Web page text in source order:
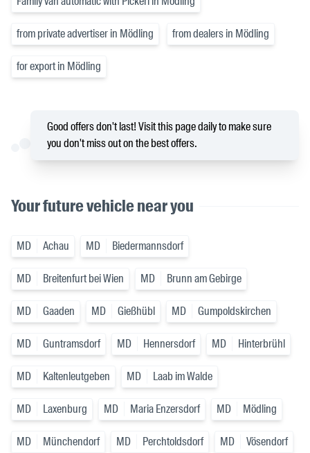
from private advertiser in Mödling from dealers in Mödling
for export in Mödling
Good offers don't last! Visit this page daily to make sure
you don't miss out on the best offers.
Your future vehicle near you
MD Achau MD Biedermannsdorf
MD Breitenfurt bei Wien MD Brunn am Gebirge
MD Gaaden MD Gießhübl MD Gumpoldskirchen
MD Guntramsdorf MD Hennersdorf MD Hinterbrühl
MD Kaltenleutgeben MD Laab im Walde
MD Laxenburg MD Maria Enzersdorf MD Mödling
MD Münchendorf MD Perchtoldsdorf MD Vösendorf